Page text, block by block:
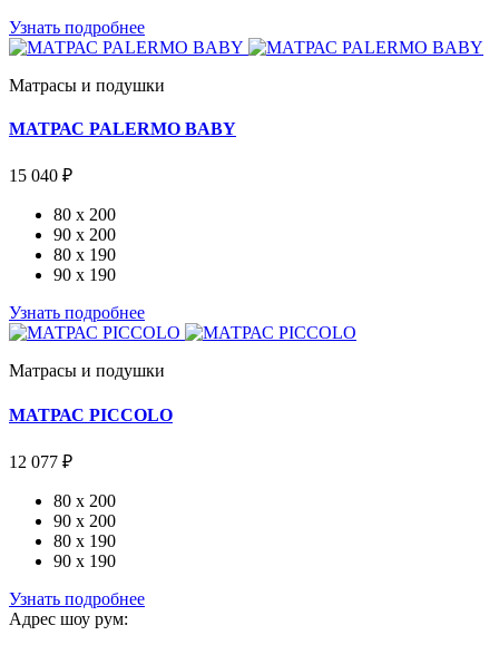
Узнать подробнее
Матрасы и подушки
МАТРАС PALERMO BABY
15 040 ₽
80 x 200
90 x 200
80 x 190
90 x 190
Узнать подробнее
Матрасы и подушки
МАТРАС PICCOLO
12 077 ₽
80 x 200
90 x 200
80 x 190
90 x 190
Узнать подробнее
Адрес шоу рум: